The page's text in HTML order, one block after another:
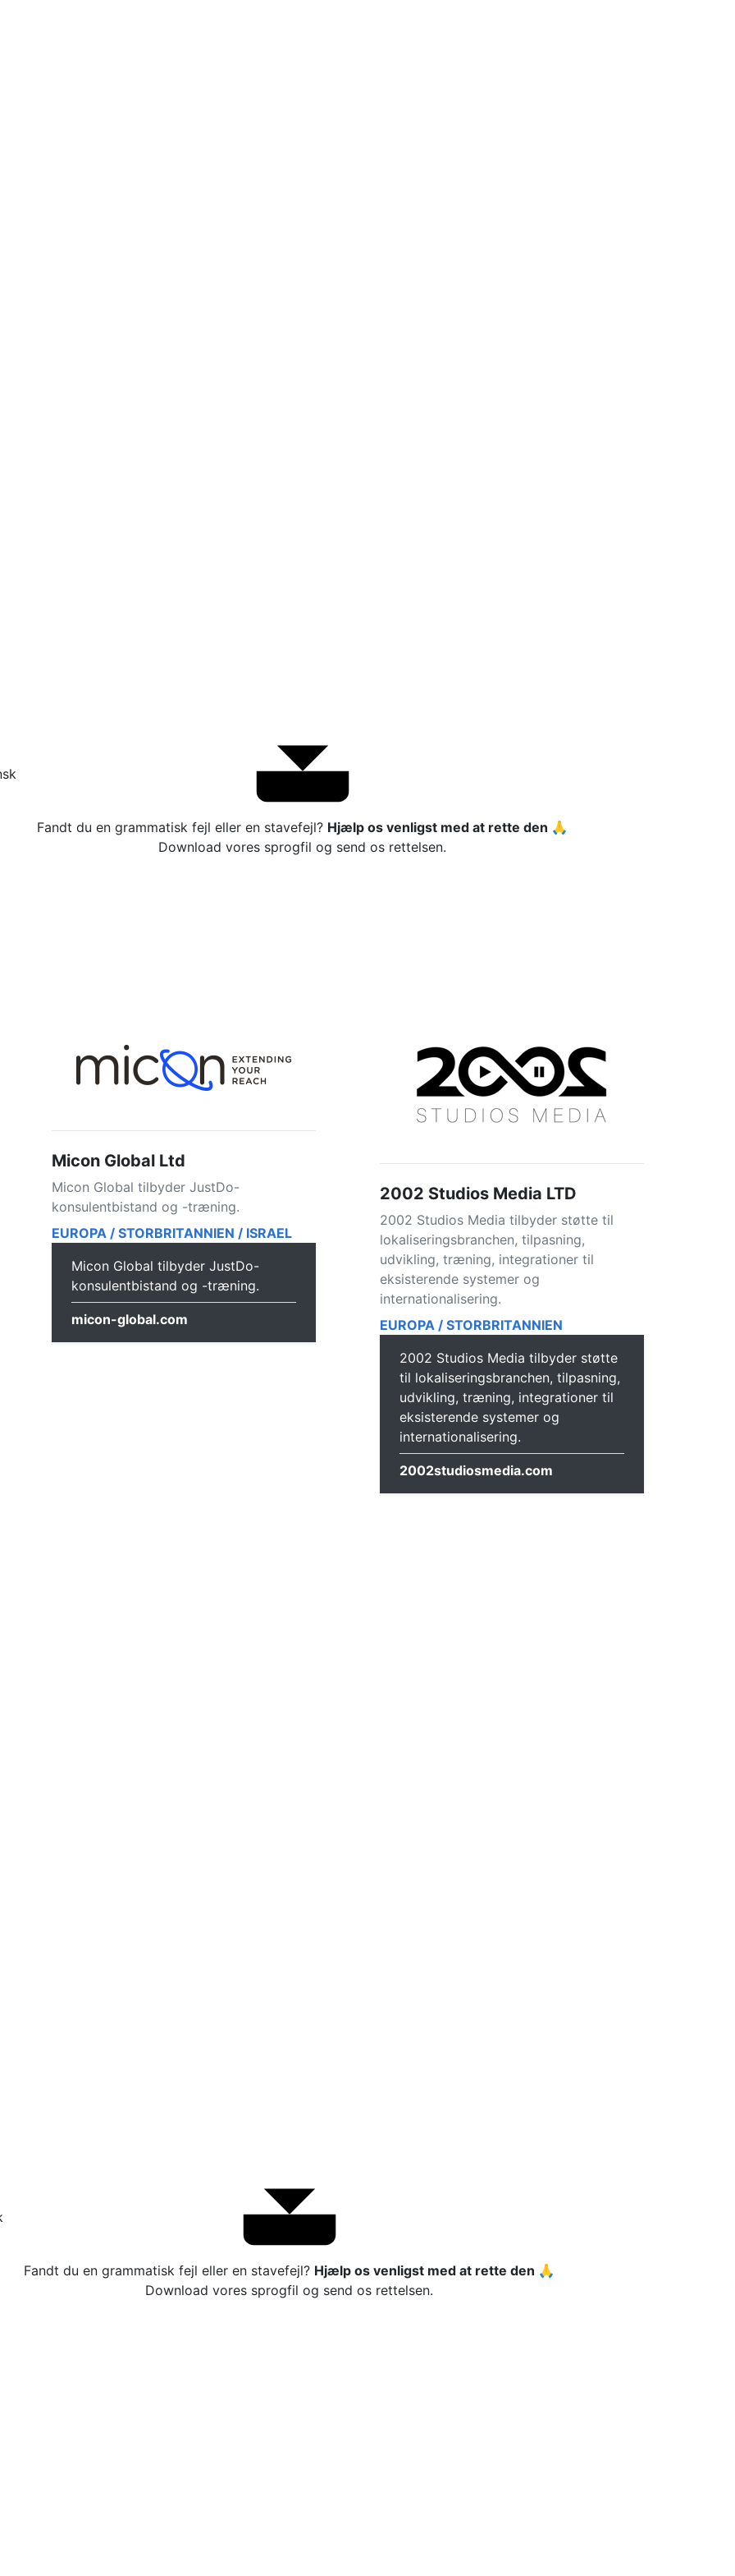
Fandt du en grammatisk fejl eller en stavefejl? Hjælp os venligst med at rette den 🙏
Download vores sprogfil og send os rettelsen.
Micon Global Ltd
Micon Global tilbyder JustDo-
konsulentbistand og -træning.
EUROPA / STORBRITANNIEN / ISRAEL
Micon Global tilbyder JustDo-
konsulentbistand og -træning.
micon-global.com
2002 Studios Media LTD
2002 Studios Media tilbyder støtte til
lokaliseringsbranchen, tilpasning,
udvikling, træning, integrationer til
eksisterende systemer og
internationalisering.
EUROPA / STORBRITANNIEN
2002 Studios Media tilbyder støtte
til lokaliseringsbranchen, tilpasning,
udvikling, træning, integrationer til
eksisterende systemer og
internationalisering.
2002studiosmedia.com
Fandt du en grammatisk fejl eller en stavefejl? Hjælp os venligst med at rette den 🙏
Download vores sprogfil og send os rettelsen.